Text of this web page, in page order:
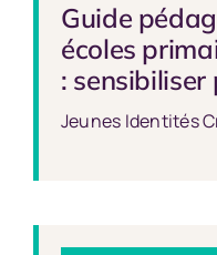
Guide
écoles
: sensibiliser
Jeunes Identités